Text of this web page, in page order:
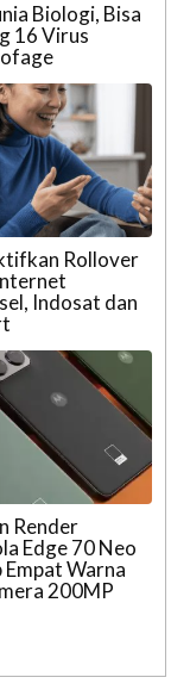
Biologi, Bisa
16 Virus
Rollover
Indosat dan
Render
Edge 70 Neo
Empat Warna
200MP